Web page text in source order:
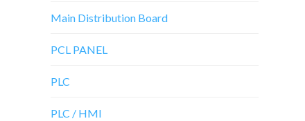
Main Distribution Board
PCL PANEL
PLC
PLC / HMI